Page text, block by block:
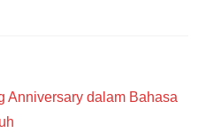
Anniversary dalam Bahasa